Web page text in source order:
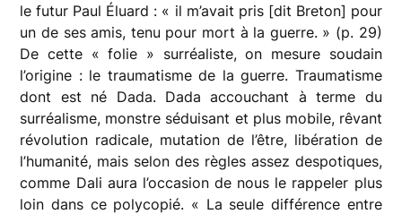
le futur Paul Éluard : « il m’avait pris [dit Breton] pour
un de ses amis, tenu pour mort à la guerre. » (p. 29)
De cette « folie » surréaliste, on mesure soudain
l’origine : le traumatisme de la guerre. Traumatisme
dont est né Dada. Dada accouchant à terme du
surréalisme, monstre séduisant et plus mobile, rêvant
révolution radicale, mutation de l’être, libération de
l’humanité, mais selon des règles assez despotiques,
comme Dali aura l’occasion de nous le rappeler plus
loin dans ce polycopié. « La seule différence entre